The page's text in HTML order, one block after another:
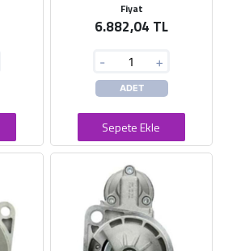
Fiyat
6.882,04 TL
- +
ADET
Sepete Ekle